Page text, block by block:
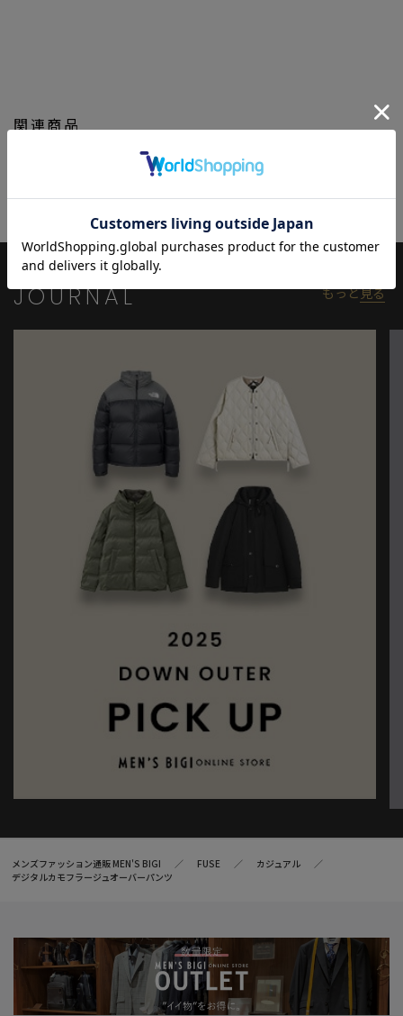
ルーズな印象を与えながらも、全体のシルエットが崩れないよう
工夫されています。
素材には、軽量で耐久性の高いコットンリップストップを使用
し、デジタルカモフラージュのグレーパターンを採用。
洗練されたカモ柄が、スタイリッシュな雰囲気を演出します。
ウエスト部分はゴム仕様でフィット感が良く、ストレスフリーな
ミリタリーウェアの魅力を残しつつ、快適さを求めたディテール
が詰まっています。
モデル:身長:184cm バスト:94cm ウェスト:73cm ヒップ:95cm 着
※照明・光の加減、PCやスマートフォンなどの環境により、製品
と画像のカラーの見え方が異なる場合がございます。
※画像はサンプルのため、色味やサイズ等の仕様が変更になる場
合がございます。
※サイズは弊社規定の採寸によって記載しておりますが、若干の
個体差が生じる場合がございます。
関連商品
JOURNAL もっと見る
メンズファッション通販 MEN'S BIGI FUSE
カジュアル
デジタルカモフラージュオーバーパンツ